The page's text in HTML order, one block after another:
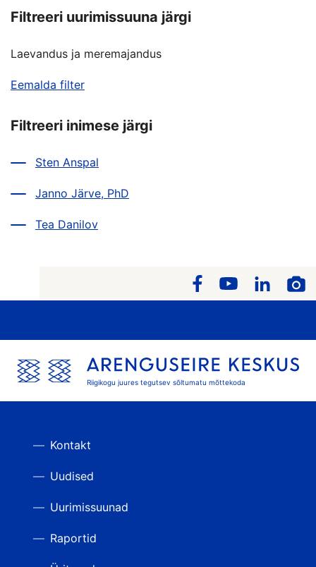
Filtreeri uurimissuuna järgi
Laevandus ja meremajandus
Eemalda filter
Filtreeri inimese järgi
Sten Anspal
Janno Järve, PhD
Tea Danilov
Riigikogu juures tegutsev sõltumatu mõttekoda
Kontakt
Uudised
Uurimissuunad
Raportid